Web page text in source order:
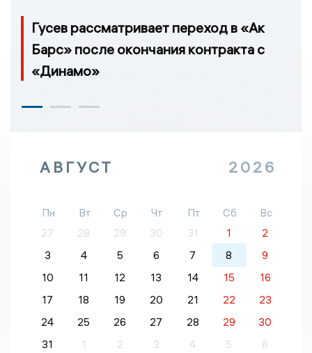
Гусев рассматривает переход в «Ак
Барс» после окончания контракта с
«Динамо»
АВГУСТ 2026
Пн Вт Ср Чт Пт Сб
Вс
27
28 29 30 31 1
2
3
4 5 6 7 8
9
10
11 12 13 14 15
16
17
18 19 20 21 22
23
24
25 26 27 28 29
30
31
1 2 3 4 5 6